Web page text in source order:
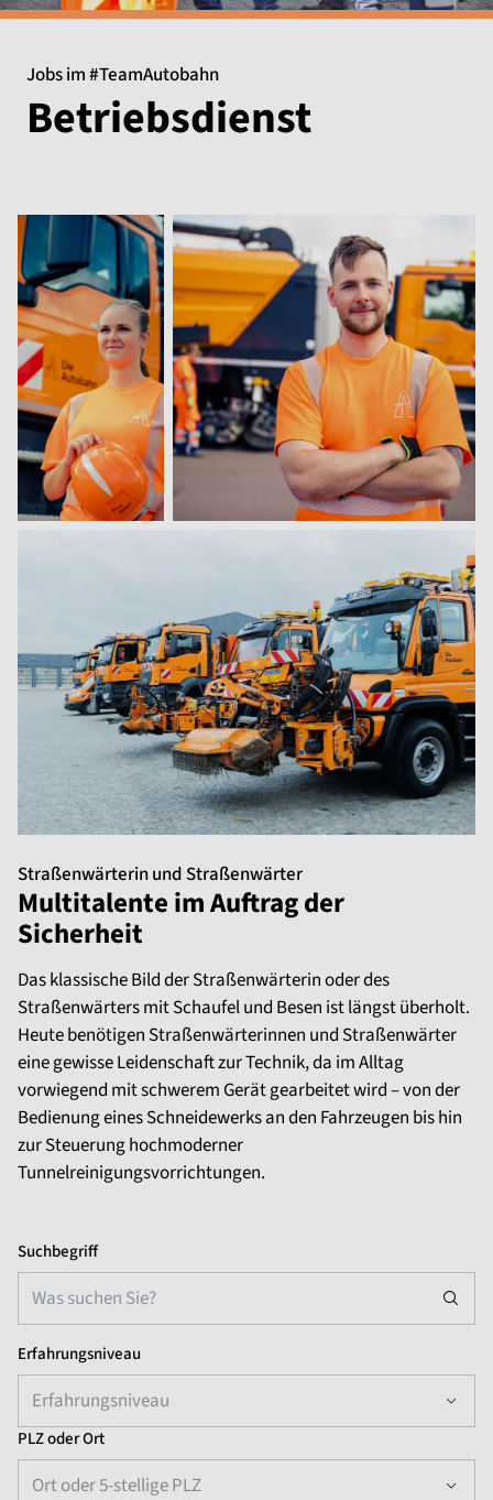
Jobs im #TeamAutobahn
Betriebsdienst
Straßenwärterin und Straßenwärter
Multitalente im Auftrag der
Sicherheit
Das klassische Bild der Straßenwärterin oder des
Straßenwärters mit Schaufel und Besen ist längst überholt.
Heute benötigen Straßenwärterinnen und Straßenwärter
eine gewisse Leidenschaft zur Technik, da im Alltag
vorwiegend mit schwerem Gerät gearbeitet wird – von der
Bedienung eines Schneidewerks an den Fahrzeugen bis hin
zur Steuerung hochmoderner
Tunnelreinigungsvorrichtungen.
Suchbegriff
Erfahrungsniveau
Erfahrungsniveau
PLZ oder Ort
Ort oder 5-stellige PLZ